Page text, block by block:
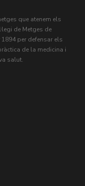
que atenem els
de Metges de
per defensar els
de la medicina i
salut.